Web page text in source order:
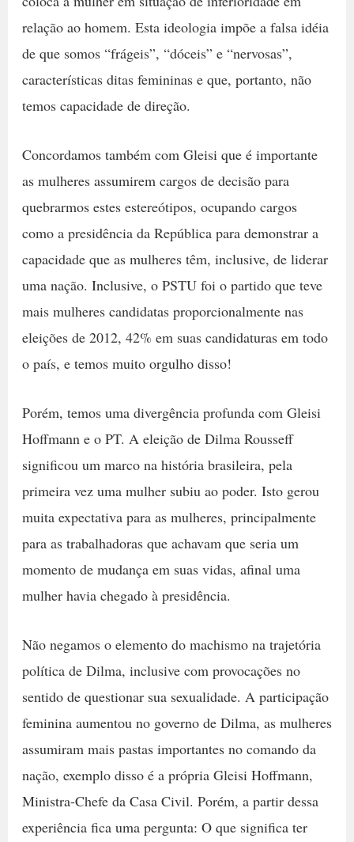
relação ao homem. Esta ideologia impõe a falsa idéia
de que somos “frágeis”, “dóceis” e “nervosas”,
características ditas femininas e que, portanto, não
temos capacidade de direção.
Concordamos também com Gleisi que é importante
as mulheres assumirem cargos de decisão para
quebrarmos estes estereótipos, ocupando cargos
como a presidência da República para demonstrar a
capacidade que as mulheres têm, inclusive, de liderar
uma nação. Inclusive, o PSTU foi o partido que teve
mais mulheres candidatas proporcionalmente nas
eleições de 2012, 42% em suas candidaturas em todo
o país, e temos muito orgulho disso!
Porém, temos uma divergência profunda com Gleisi
Hoffmann e o PT. A eleição de Dilma Rousseff
significou um marco na história brasileira, pela
primeira vez uma mulher subiu ao poder. Isto gerou
muita expectativa para as mulheres, principalmente
para as trabalhadoras que achavam que seria um
momento de mudança em suas vidas, afinal uma
mulher havia chegado à presidência.
Não negamos o elemento do machismo na trajetória
política de Dilma, inclusive com provocações no
sentido de questionar sua sexualidade. A participação
feminina aumentou no governo de Dilma, as mulheres
assumiram mais pastas importantes no comando da
nação, exemplo disso é a própria Gleisi Hoffmann,
Ministra-Chefe da Casa Civil. Porém, a partir dessa
experiência fica uma pergunta: O que significa ter